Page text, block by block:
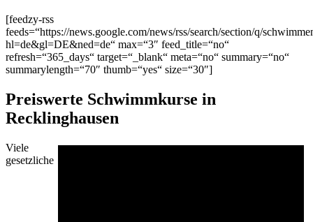
[feedzy-rss
feeds=“https://news.google.com/news/rss/search/section/q/
hl=de&gl=DE&ned=de“ max=“3″ feed_title=“no“
refresh=“365_days“ target=“_blank“ meta=“no“ summary=“no“
summarylength=“70″ thumb=“yes“ size=“30″]
Preiswerte Schwimmkurse in
Recklinghausen
Viele
gesetzliche